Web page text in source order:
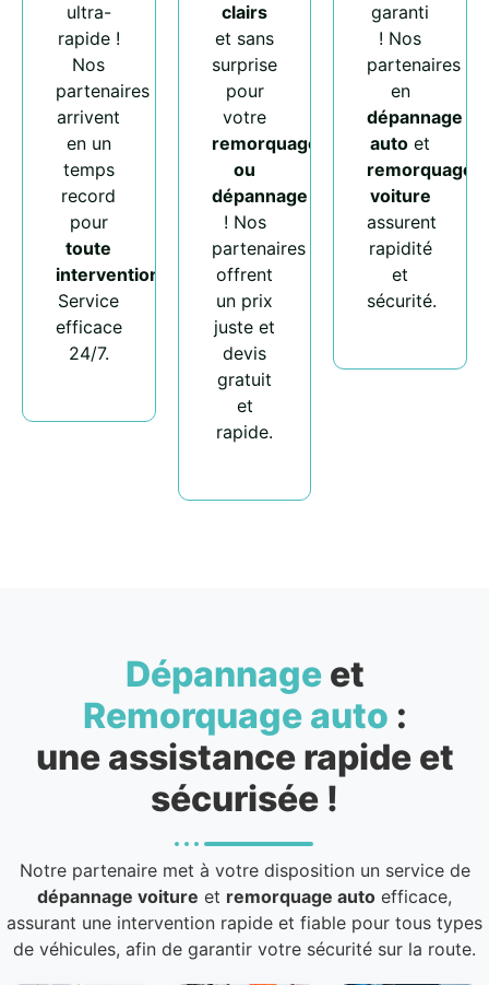
ultra-
rapide !
Nos
partenaires
arrivent
en un
temps
record
pour
toute
intervention
Service
efficace
24/7.
clairs
et sans
surprise
pour
votre
remorquage
ou
dépannage
! Nos
partenaires
offrent
un prix
juste et
devis
gratuit
et
rapide.
garanti
! Nos
partenaires
en
dépannage
auto et
remorquage
voiture
assurent
rapidité
et
sécurité.
Dépannageet
Remorquage auto :
une assistance rapide et
sécurisée !
Notre partenaire met à votre disposition un service de
dépannage voiture et remorquage auto efficace,
assurant une intervention rapide et fiable pour tous types
de véhicules, afin de garantir votre sécurité sur la route.